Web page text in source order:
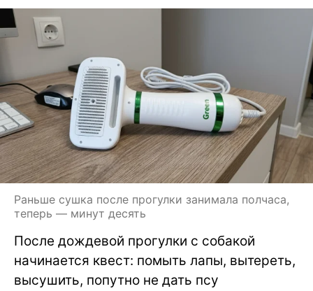
Раньше сушка после прогулки занимала полчаса,
теперь — минут десять
После дождевой прогулки с собакой
начинается квест: помыть лапы, вытереть,
высушить, попутно не дать псу